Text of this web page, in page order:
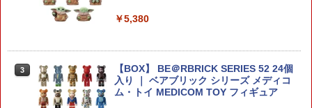
公開テスト車 64年式 /LV-222a 水色 66
年式) 1/64 ミニカー トミーテック 34210
6/341987 【1月予約】
￥5,380
3
【BOX】 BE＠RBRICK SERIES 52 24個
入り ｜ ベアブリック シリーズ メディコ
ム・トイ MEDICOM TOY フィギュア